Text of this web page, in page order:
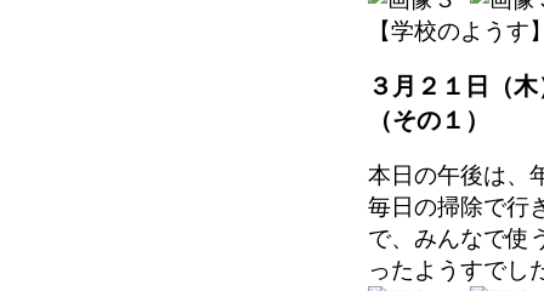
【学校のようす
３月２１日（
（その１）
本日の午後は、
毎日の掃除で行
で、みんなで使
ったようすでし